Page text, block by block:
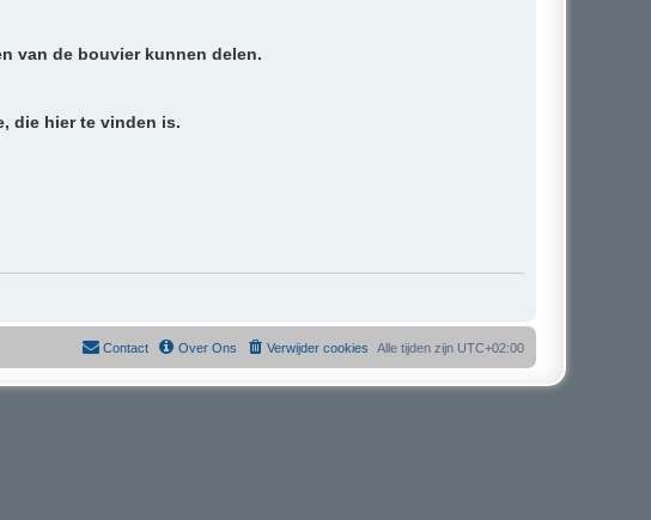
van de bouvier kunnen delen.
die hier te vinden is.
Alle tijden zijn UTC+02:00
Verwijder cookies
Over Ons
Contact